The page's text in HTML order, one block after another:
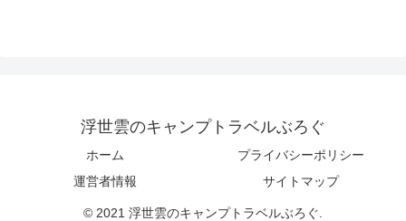
浮世雲のキャンプトラベルぶろぐ
ホーム
プライバシーポリシー
運営者情報
サイトマップ
© 2021 浮世雲のキャンプトラベルぶろぐ.